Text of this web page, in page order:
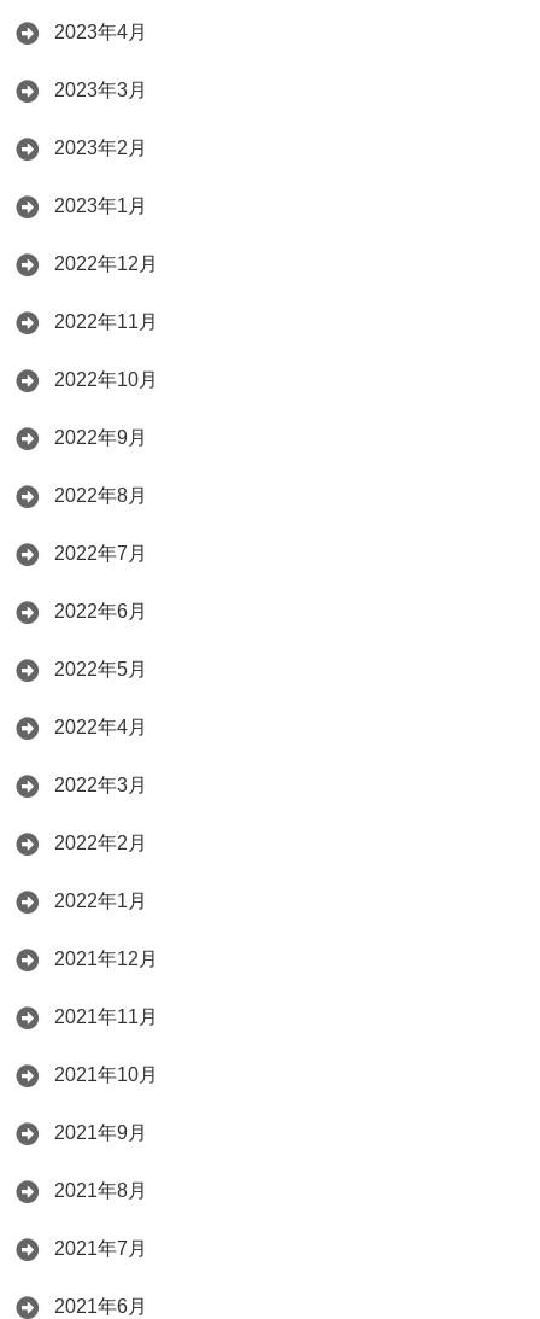
2023年4月
2023年3月
2023年2月
2023年1月
2022年12月
2022年11月
2022年10月
2022年9月
2022年8月
2022年7月
2022年6月
2022年5月
2022年4月
2022年3月
2022年2月
2022年1月
2021年12月
2021年11月
2021年10月
2021年9月
2021年8月
2021年7月
2021年6月